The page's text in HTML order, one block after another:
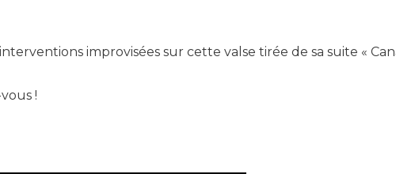
improvisées sur cette valse tirée de sa suite «
!